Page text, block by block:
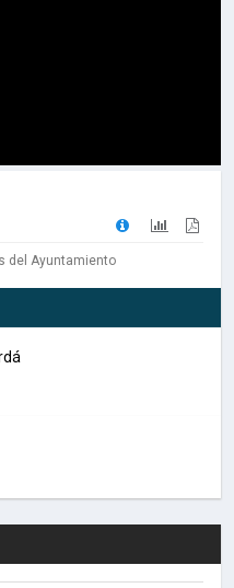
del Ayuntamiento